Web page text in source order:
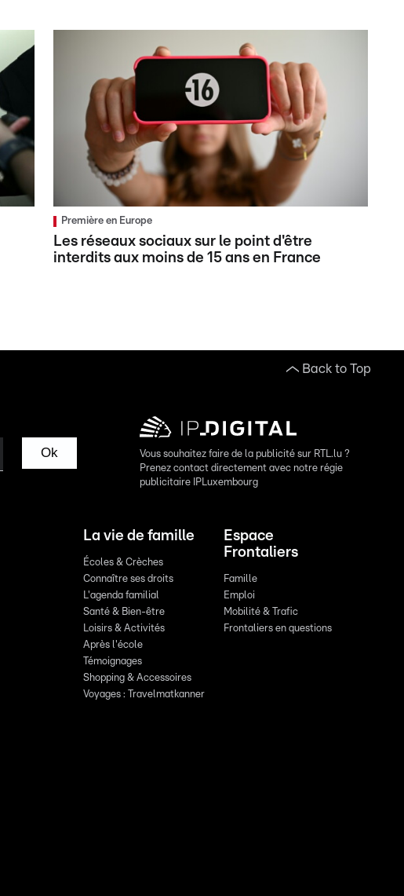
Première en Europe
Les réseaux sociaux sur le point d'être
interdits aux moins de 15 ans en France
Back to Top
Ok
Vous souhaitez faire de la publicité sur RTL.lu ?
Prenez contact directement avec notre régie
publicitaire IPLuxembourg
La vie de famille
Écoles & Crèches
Connaître ses droits
L'agenda familial
Santé & Bien-être
Loisirs & Activités
Après l'école
Témoignages
Shopping & Accessoires
Voyages : Travelmatkanner
Espace
Frontaliers
Famille
Emploi
Mobilité & Trafic
Frontaliers en questions